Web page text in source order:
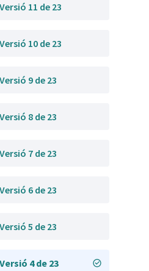
Versió 11 de 23
Versió 10 de 23
Versió 9 de 23
Versió 8 de 23
Versió 7 de 23
Versió 6 de 23
Versió 5 de 23
Versió 4 de 23